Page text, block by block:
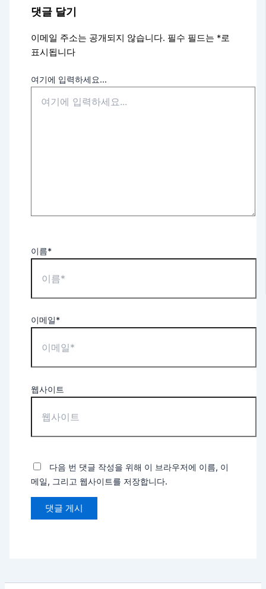
댓글 달기
이메일 주소는 공개되지 않습니다. 필수 필드는 *로
표시됩니다
여기에 입력하세요...
이름*
이메일*
웹사이트
다음 번 댓글 작성을 위해 이 브라우저에 이름, 이
메일, 그리고 웹사이트를 저장합니다.